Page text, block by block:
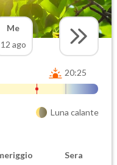
Me
12 ago
20:25
Luna calante
Sera